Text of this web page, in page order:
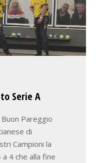
Serie A
Pareggio
di
Campioni la
4 che alla fine